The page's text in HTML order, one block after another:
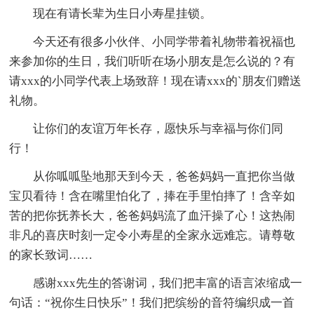
现在有请长辈为生日小寿星挂锁。
今天还有很多小伙伴、小同学带着礼物带着祝福也
来参加你的生日，我们听听在场小朋友是怎么说的？有
请xxx的小同学代表上场致辞！现在请xxx的`朋友们赠送
礼物。
让你们的友谊万年长存，愿快乐与幸福与你们同
行！
从你呱呱坠地那天到今天，爸爸妈妈一直把你当做
宝贝看待！含在嘴里怕化了，捧在手里怕摔了！含辛如
苦的把你抚养长大，爸爸妈妈流了血汗操了心！这热闹
非凡的喜庆时刻一定令小寿星的全家永远难忘。请尊敬
的家长致词……
感谢xxx先生的答谢词，我们把丰富的语言浓缩成一
句话：“祝你生日快乐”！我们把缤纷的音符编织成一首